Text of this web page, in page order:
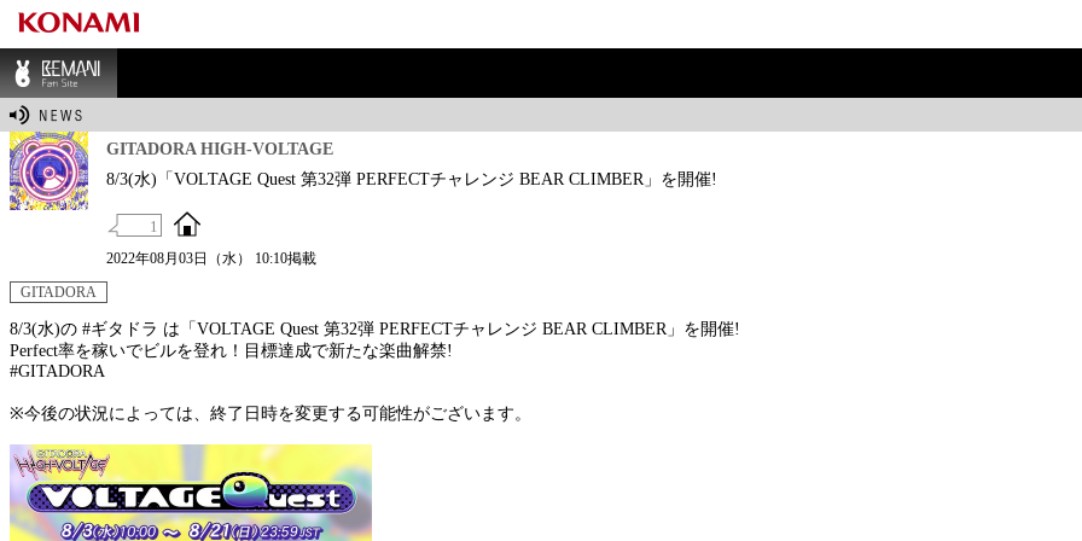
BEMANI Fan Sit
GITADORA HIGH-VOLTAGE
8/3(水)「VOLTAGE Quest 第32弾 PERFECTチャレンジ BEAR CLIMBER」を開催!
1
2022年08月03日（水） 10:10掲載
GITADORA
8/3(水)の #ギタドラ は「VOLTAGE Quest 第32弾 PERFECTチャレンジ BEAR CLIMBER」を開催!
Perfect率を稼いでビルを登れ！目標達成で新たな楽曲解禁!
#GITADORA
※今後の状況によっては、終了日時を変更する可能性がございます。